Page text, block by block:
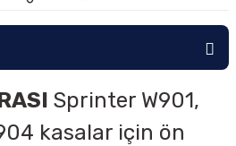
Sprinter W901,
kasalar için ön